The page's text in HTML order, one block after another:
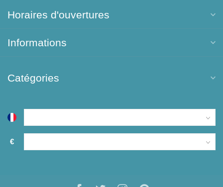
Horaires d'ouvertures
Informations
Catégories
€